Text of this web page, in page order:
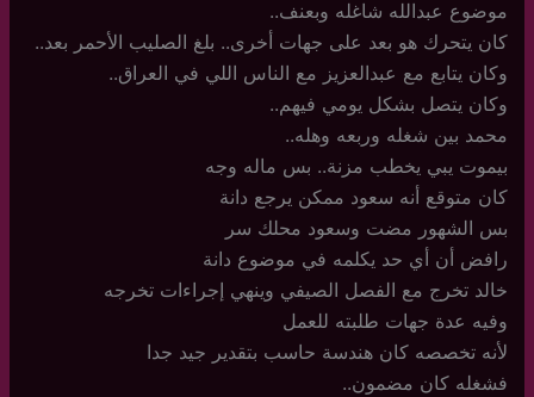
موضوع عبدالله شاغله وبعنف..
كان يتحرك هو بعد على جهات أخرى.. بلغ الصليب الأحمر بعد..
وكان يتابع مع عبدالعزيز مع الناس اللي في العراق..
وكان يتصل بشكل يومي فيهم..
محمد بين شغله وربعه وهله..
بيموت يبي يخطب مزنة.. بس ماله وجه
كان متوقع أنه سعود ممكن يرجع دانة
بس الشهور مضت وسعود محلك سر
رافض أن أي حد يكلمه في موضوع دانة
خالد تخرج مع الفصل الصيفي وينهي إجراءات تخرجه
وفيه عدة جهات طلبته للعمل
لأنه تخصصه كان هندسة حاسب بتقدير جيد جدا
فشغله كان مضمون..